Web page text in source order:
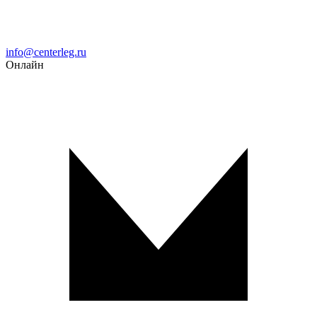
Email
info@centerleg.ru
Онлайн